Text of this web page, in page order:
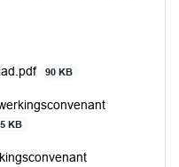
90 KB
KB